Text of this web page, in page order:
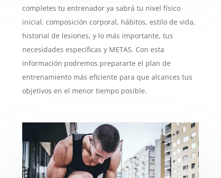
completes tu entrenador ya sabrá tu nivel físico
inicial, composición corporal, hábitos, estilo de vida,
historial de lesiones, y lo más importante, tus
necesidades específicas y METAS. Con esta
información podremos prepararte el plan de
entrenamiento más eficiente para que alcances tus
objetivos en el menor tiempo posible.